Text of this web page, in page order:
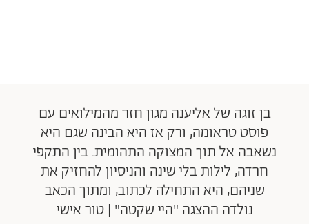
בן זוגה של אליענה מגון חזר מהמילואים עם
פוסט טראומה, ורק אז היא הבינה שגם היא
נשאבה אל תוך המצוקה התהומית. בין התקפי
חרדה, לילות בלי שינה והניסיון להחזיק את
שניהם, היא התחילה לכתוב, ומתוך הכאב
נולדה ההצגה "היי שקטה" | טור אישי